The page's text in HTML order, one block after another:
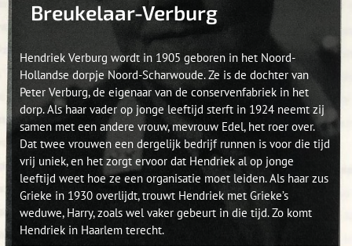
Breukelaar-Verburg
Hendriek Verburg wordt in 1905 geboren in het Noord-
Hollandse dorpje Noord-Scharwoude. Ze is de dochter van
Peter Verburg, de eigenaar van de conservenfabriek in het
dorp. Als haar vader op jonge leeftijd sterft in 1924 neemt zij
samen met een andere vrouw, mevrouw Edel, het roer over.
Dat twee vrouwen een dergelijk bedrijf runnen is voor die tijd
vrij uniek, en het zorgt ervoor dat Hendriek al op jonge
leeftijd weet hoe ze een organisatie moet leiden. Als haar zus
Grieke in 1930 overlijdt, trouwt Hendriek met Grieke’s
weduwe, Harry, zoals wel vaker gebeurt in die tijd. Zo komt
Hendriek in Haarlem terecht.